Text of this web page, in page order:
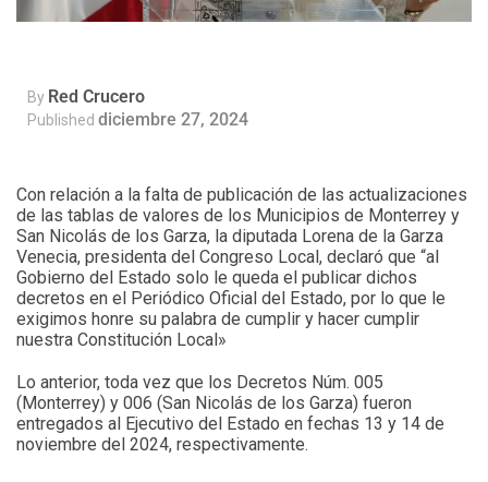
By Red Crucero
Published diciembre 27, 2024
Con relación a la falta de publicación de las actualizaciones
de las tablas de valores de los Municipios de Monterrey y
San Nicolás de los Garza, la diputada Lorena de la Garza
Venecia, presidenta del Congreso Local, declaró que “al
Gobierno del Estado solo le queda el publicar dichos
decretos en el Periódico Oficial del Estado, por lo que le
exigimos honre su palabra de cumplir y hacer cumplir
nuestra Constitución Local»
Lo anterior, toda vez que los Decretos Núm. 005
(Monterrey) y 006 (San Nicolás de los Garza) fueron
entregados al Ejecutivo del Estado en fechas 13 y 14 de
noviembre del 2024, respectivamente.